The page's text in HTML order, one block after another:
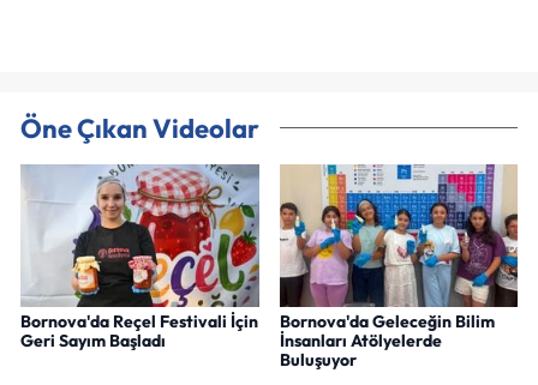
Öne Çıkan Videolar
Bornova'da Reçel Festivali İçin
Geri Sayım Başladı
Bornova'da Geleceğin Bilim
İnsanları Atölyelerde
Buluşuyor